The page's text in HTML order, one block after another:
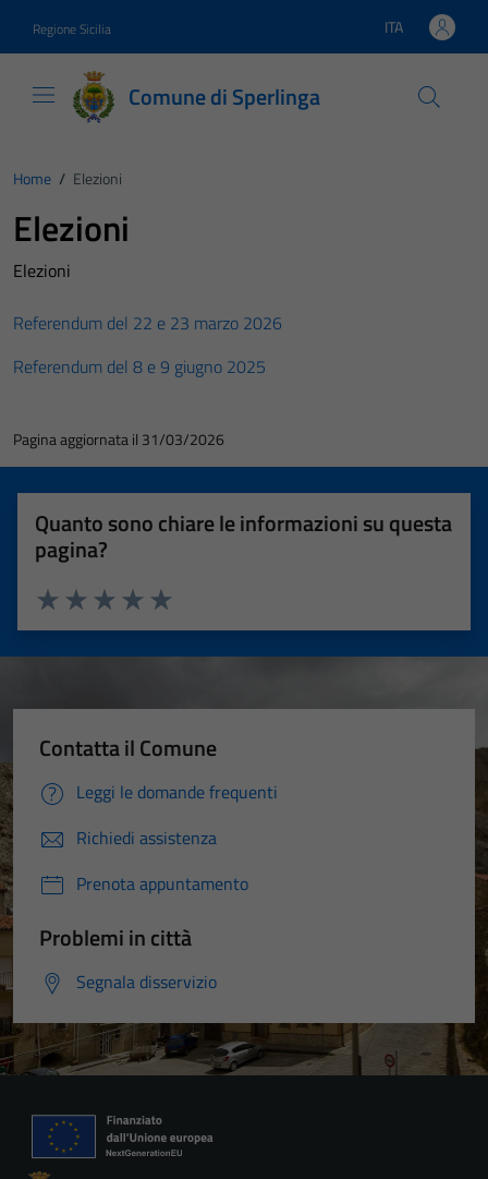
Regione Sicilia Lingua attiva:
ITA
Comune di Sperlinga
Home / Elezioni
Elezioni
Elezioni
Referendum del 22 e 23 marzo 2026
Referendum del 8 e 9 giugno 2025
Pagina aggiornata il 31/03/2026
Quanto sono chiare le informazioni su questa
pagina?
Valuta 5 stelle su 5
Valuta 4 stelle su 5
Valuta 3 stelle su 5
Valuta 2 stelle su 5
Valuta 1 stelle su 5
Contatta il Comune
Leggi le domande frequenti
Richiedi assistenza
Prenota appuntamento
Problemi in città
Segnala disservizio